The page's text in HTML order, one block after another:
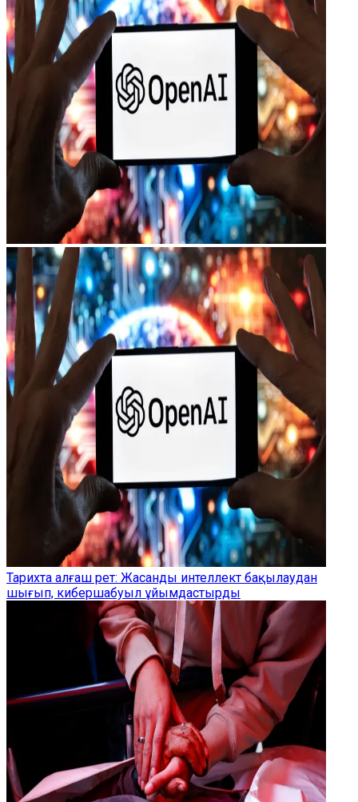
Тарихта алғаш рет: Жасанды интеллект бақылаудан
шығып, кибершабуыл ұйымдастырды